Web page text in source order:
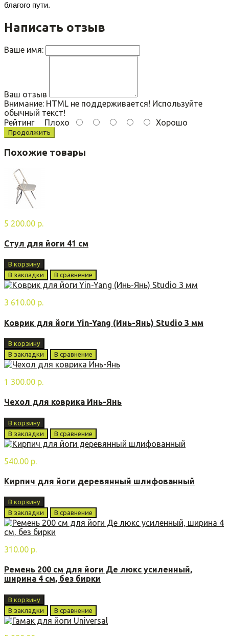
благого пути.
Написать отзыв
Ваше имя:
Ваш отзыв
Внимание: HTML не поддерживается! Используйте
обычный текст!
РейтингПлохо Хорошо
Продолжить
Похожие товары
5 200.00 р.
Стул для йоги 41 см
В корзину
В закладки
В сравнение
3 610.00 р.
Коврик для йоги Yin-Yang (Инь-Янь) Studio 3 мм
В корзину
В закладки
В сравнение
1 300.00 р.
Чехол для коврика Инь-Янь
В корзину
В закладки
В сравнение
540.00 р.
Кирпич для йоги деревянный шлифованный
В корзину
В закладки
В сравнение
310.00 р.
Ремень 200 см для йоги Де люкс усиленный,
ширина 4 см, без бирки
В корзину
В закладки
В сравнение